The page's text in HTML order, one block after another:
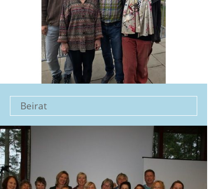
Beirat